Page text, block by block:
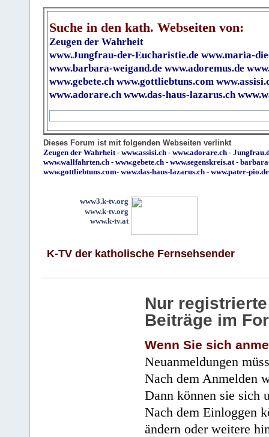
Suche in den kath. Webseiten von:
Zeugen der Wahrheit
www.Jungfrau-der-Eucharistie.de www.maria-
www.barbara-weigand.de www.adoremus.de
www.gebete.ch www.gottliebtuns.com
www.adorare.ch www.das-haus-lazarus.ch
Dieses Forum ist mit folgenden Webseiten verlinkt
Zeugen der Wahrheit- www.assisi.ch - www.adorare.ch -
www.wallfahrten.ch - www.gebete.ch - www.segenskreis.at-
www.gottliebtuns.com- www.das-haus-lazarus.ch - www.pater-pio.de
www3.k-tv.org
www.k-tv.org
www.k-tv.at
K-TV der katholische Fernsehsender
Nur
Beiträge im
Wenn Sie sich
Neuanmeldungen
Nach dem Anmelden
Dann können sie sich
Nach dem Einloggen
ändern oder weitere